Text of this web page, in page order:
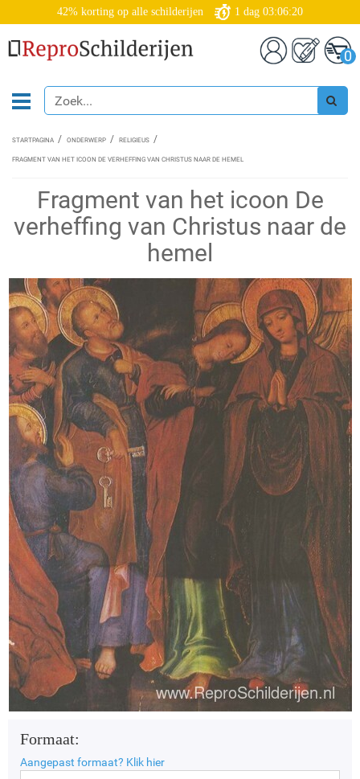
42% korting op alle schilderijen 1 dag 03:06:20
0
STARTPAGINA ONDERWERP RELIGIEUS
FRAGMENT VAN HET ICOON DE VERHEFFING VAN CHRISTUS NAAR DE HEMEL
Fragment van het icoon De
verheffing van Christus naar de
hemel
Formaat:
Aangepast formaat? Klik hier